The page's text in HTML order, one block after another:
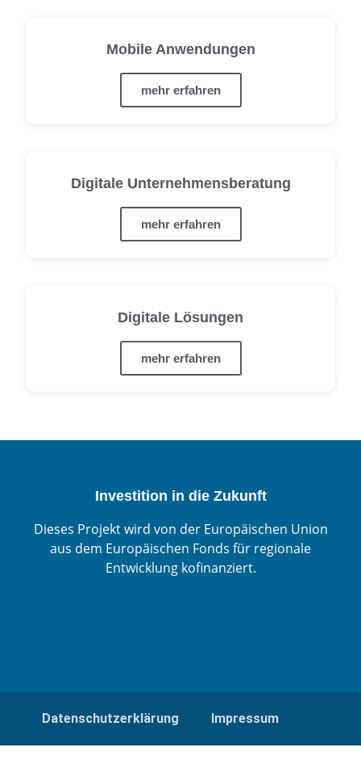
Mobile Anwendungen
mehr erfahren
Digitale Unternehmensberatung
mehr erfahren
Digitale Lösungen
mehr erfahren
Investition in die Zukunft
Dieses Projekt wird von der Europäischen Union
aus dem Europäischen Fonds für regionale
Entwicklung kofinanziert.
Datenschutzerklärung Impressum